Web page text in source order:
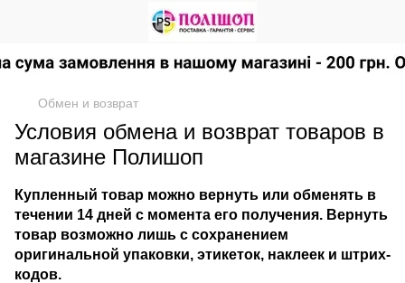
Обмен и возврат
Условия обмена и возврат товаров в
магазине Полишоп
Купленный товар можно вернуть или обменять в
течении 14 дней с момента его получения. Вернуть
товар возможно лишь с сохранением
оригинальной упаковки, этикеток, наклеек и штрих-
кодов.